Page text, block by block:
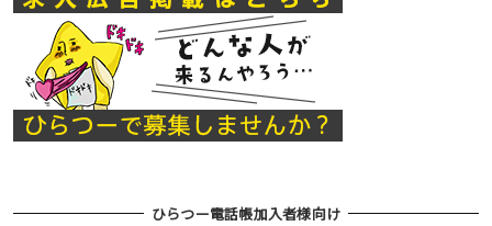
ひらつー電話帳加入者様向け